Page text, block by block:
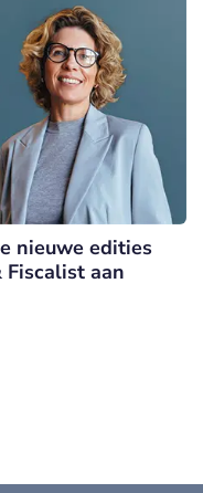
nieuwe edities
Fiscalist aan